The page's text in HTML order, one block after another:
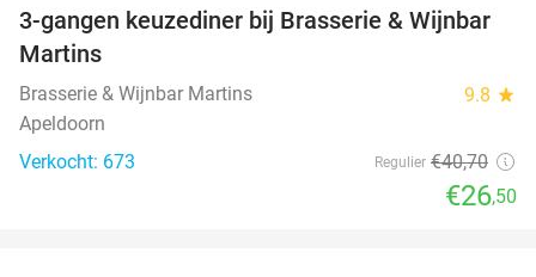
35%
3-gangen keuzediner bij Brasserie & Wijnbar
Martins
Brasserie & Wijnbar Martins 9.8 star
Apeldoorn
Verkocht: 673
Regulier €40,70
€26,50